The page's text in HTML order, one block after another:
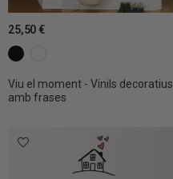
Viu el moment - Vinils decoratius
amb frases
25,50 €
c1 Negre